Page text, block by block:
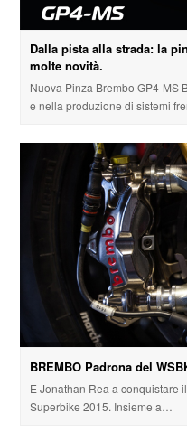
Dalla pista alla strada: la
molte novità.
Nuova Pinza Brembo GP4-MS
e nella produzione di sistemi
BREMBO Padrona del
E Jonathan Rea a conquistare
Superbike 2015. Insieme a…